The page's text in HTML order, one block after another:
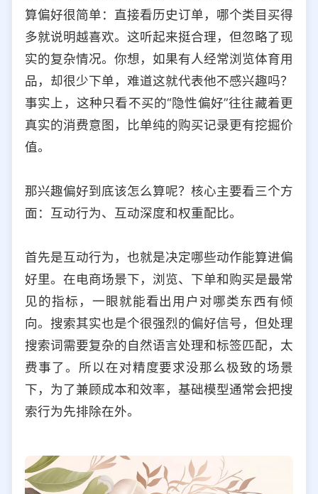
算偏好很简单：直接看历史订单，哪个类目买得
多就说明越喜欢。这听起来挺合理，但忽略了现
实的复杂情况。你想，如果有人经常浏览体育用
品，却很少下单，难道这就代表他不感兴趣吗？
事实上，这种只看不买的“隐性偏好”往往藏着更
真实的消费意图，比单纯的购买记录更有挖掘价
值。
那兴趣偏好到底该怎么算呢？核心主要看三个方
面：互动行为、互动深度和权重配比。
首先是互动行为，也就是决定哪些动作能算进偏
好里。在电商场景下，浏览、下单和购买是最常
见的指标，一眼就能看出用户对哪类东西有倾
向。搜索其实也是个很强烈的偏好信号，但处理
搜索词需要复杂的自然语言处理和标签匹配，太
费事了。所以在对精度要求没那么极致的场景
下，为了兼顾成本和效率，基础模型通常会把搜
索行为先排除在外。